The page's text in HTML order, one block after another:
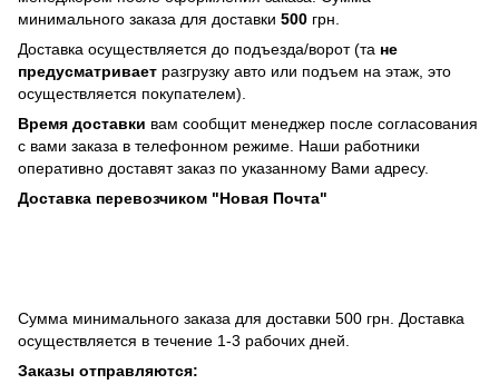
минимального заказа для доставки 500 грн.
Доставка осуществляется до подъезда/ворот (та не
предусматривает разгрузку авто или подъем на этаж, это
осуществляется покупателем).
Время доставки вам сообщит менеджер после согласования
с вами заказа в телефонном режиме. Наши работники
оперативно доставят заказ по указанному Вами адресу.
Доставка перевозчиком "Новая Почта"
Сумма минимального заказа для доставки 500 грн. Доставка
осуществляется в течение 1-3 рабочих дней.
Заказы отправляются: